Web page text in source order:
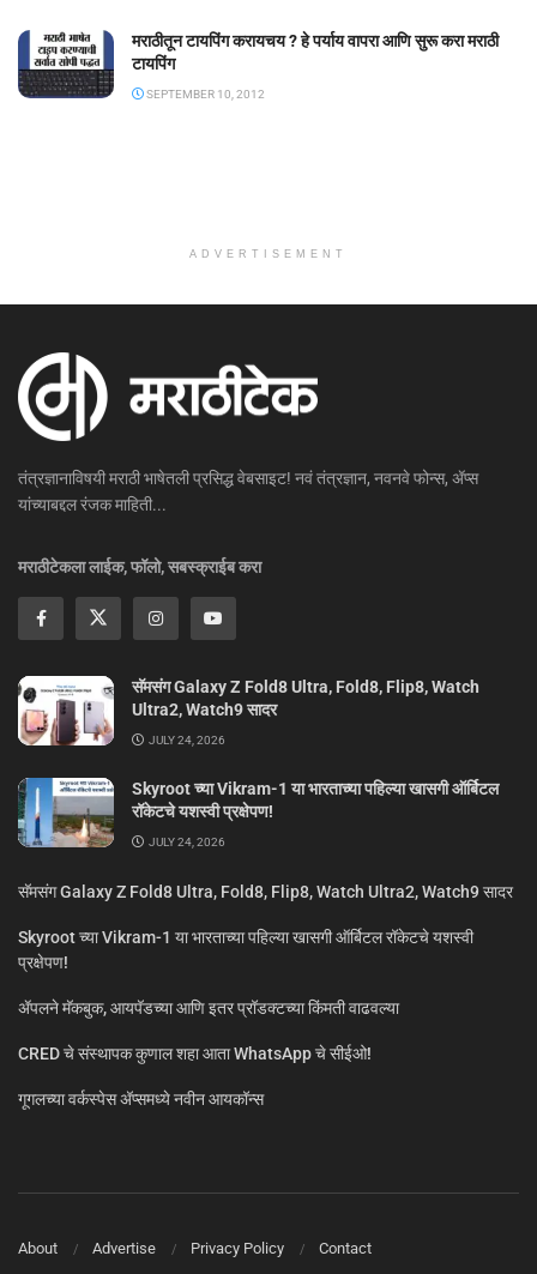
मराठीतून टायपिंग करायचय ? हे पर्याय वापरा आणि सुरू करा मराठी
टायपिंग
SEPTEMBER 10, 2012
ADVERTISEMENT
तंत्रज्ञानाविषयी मराठी भाषेतली प्रसिद्ध वेबसाइट! नवं तंत्रज्ञान, नवनवे फोन्स, ॲप्स
यांच्याबद्दल रंजक माहिती...
मराठीटेकला लाईक, फॉलो, सबस्क्राईब करा
सॅमसंग Galaxy Z Fold8 Ultra, Fold8, Flip8, Watch
Ultra2, Watch9 सादर
JULY 24, 2026
Skyroot च्या Vikram-1 या भारताच्या पहिल्या खासगी ऑर्बिटल
रॉकेटचे यशस्वी प्रक्षेपण!
JULY 24, 2026
सॅमसंग Galaxy Z Fold8 Ultra, Fold8, Flip8, Watch Ultra2, Watch9 सादर
Skyroot च्या Vikram-1 या भारताच्या पहिल्या खासगी ऑर्बिटल रॉकेटचे यशस्वी
प्रक्षेपण!
ॲपलने मॅकबुक, आयपॅडच्या आणि इतर प्रॉडक्टच्या किंमती वाढवल्या
CRED चे संस्थापक कुणाल शहा आता WhatsApp चे सीईओ!
गूगलच्या वर्कस्पेस अ‍ॅप्समध्ये नवीन आयकॉन्स
About Advertise Privacy Policy Contact